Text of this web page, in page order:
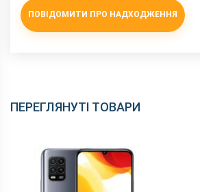
ПОВІДОМИТИ ПРО НАДХОДЖЕННЯ
ПЕРЕГЛЯНУТІ ТОВАРИ